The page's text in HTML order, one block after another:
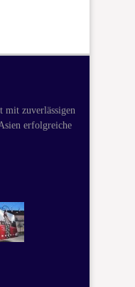
zuverlässigen
erfolgreiche